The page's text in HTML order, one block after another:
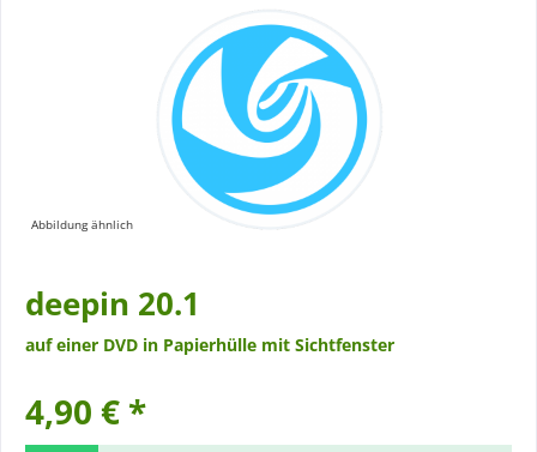
Abbildung ähnlich
deepin 20.1
auf einer DVD in Papierhülle mit Sichtfenster
4,90 € *